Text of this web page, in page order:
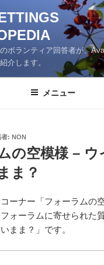
ボランティア回答者が、
介します。
メニュー
者: NON
の空模様 – ウ
ま？
ーナー「フォーラムの
ォーラムに寄せられた
まま？」です。